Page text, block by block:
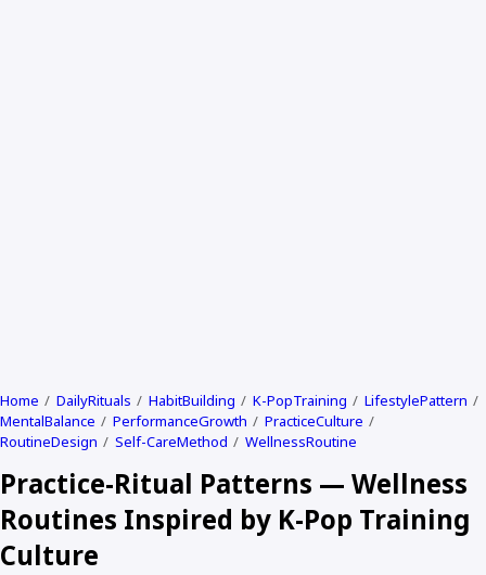
Home DailyRituals HabitBuilding K-PopTraining
LifestylePattern
MentalBalance
PerformanceGrowth
PracticeCulture
RoutineDesign
Self-CareMethod WellnessRoutine
Practice-Ritual Patterns — Wellness
Routines Inspired by K-Pop Training
Culture